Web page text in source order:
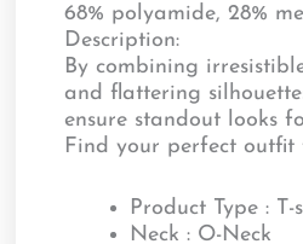
68% polyamide, 28%
Description:
By combining
and flattering
ensure standout looks
Find your perfect
Product Type : T-
Neck : O-Neck